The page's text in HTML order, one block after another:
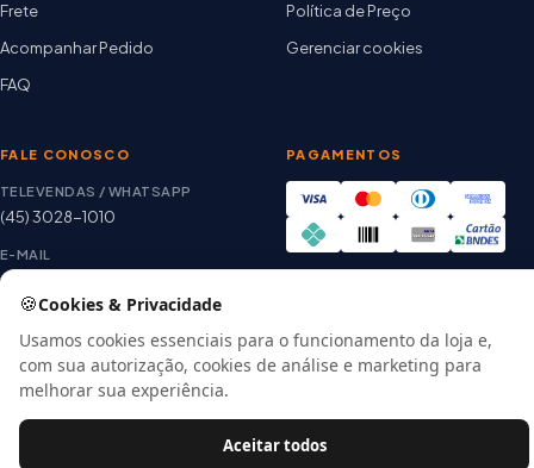
Frete
Acompanhar Pedido
FAQ
Política de Preço
Gerenciar cookies
FALE CONOSCO
TELEVENDAS / WHATSAPP
(45) 3028-1010
E-MAIL
thiago@artetintas.com.br
Seg. a Sex. 8h às 18h
Sábado 8h às 12h
PAGAMENTOS
🍪Cookies & Privacidade
Usamos cookies essenciais para o funcionamento da loja e,
com sua autorização, cookies de análise e marketing para
melhorar sua experiência.
Aceitar todos